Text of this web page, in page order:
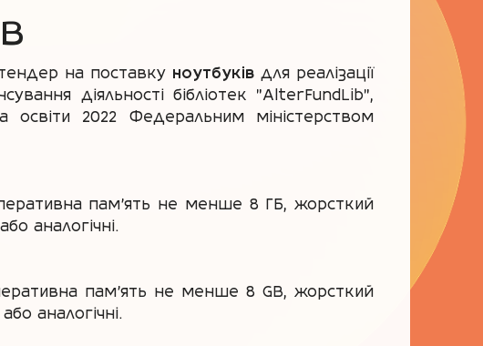
на поставку ноутбуків для реалізації
діяльності бібліотек "AlterFundLib",
освіти 2022 Федеральним міністерством
пам'ять не менше 8 ГБ, жорсткий
аналогічні.
пам'ять не менше 8 GB, жорсткий
аналогічні.